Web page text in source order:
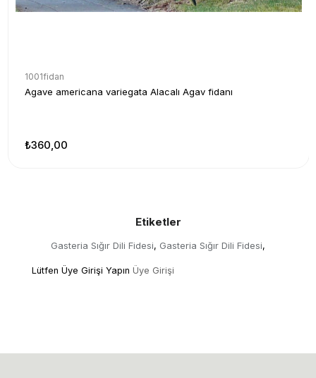
1001fidan
Agave americana variegata Alacalı Agav fidanı
₺360,00
Etiketler
Gasteria Sığır Dili Fidesi, Gasteria Sığır Dili Fidesi,
Lütfen Üye Girişi Yapın Üye Girişi